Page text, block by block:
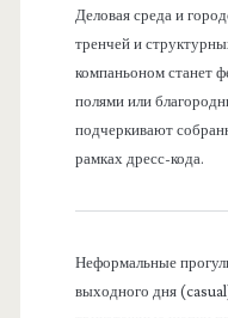
Деловая среда и
тренчей и
компаньоном станет
полями или
подчеркивают
рамках дресс-кода.
Неформальные
выходного дня